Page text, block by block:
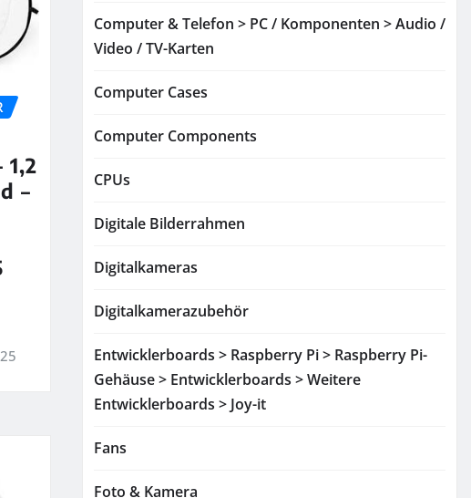
–
Computer & Telefon > PC / Komponenten > Audio /
Video / TV-Karten
Computer Cases
Computer Components
CPUs
Digitale Bilderrahmen
Digitalkameras
Digitalkamerazubehör
Entwicklerboards > Raspberry Pi > Raspberry Pi-
Gehäuse > Entwicklerboards > Weitere
Entwicklerboards > Joy-it
Fans
Foto & Kamera